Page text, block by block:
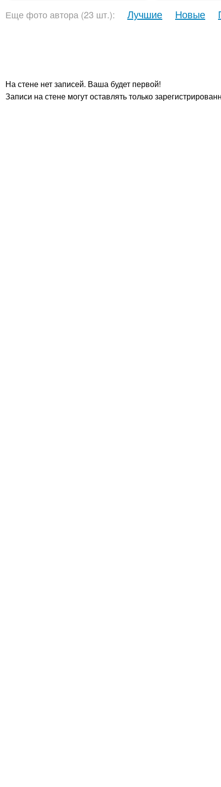
Еще фото автора (23 шт.): Лучшие Новые
На стене нет записей. Ваша будет первой!
Записи на стене могут оставлять только